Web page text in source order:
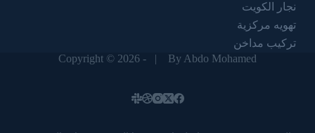
نجار الكويت
تهويه مركزية
تركيب مداخن
Copyright © 2026 - | By Abdo Mohamed